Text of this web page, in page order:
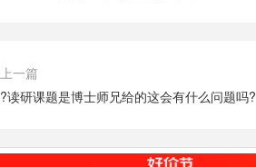
上一篇
?读研课题是博士师兄给的这会有什么问题吗?